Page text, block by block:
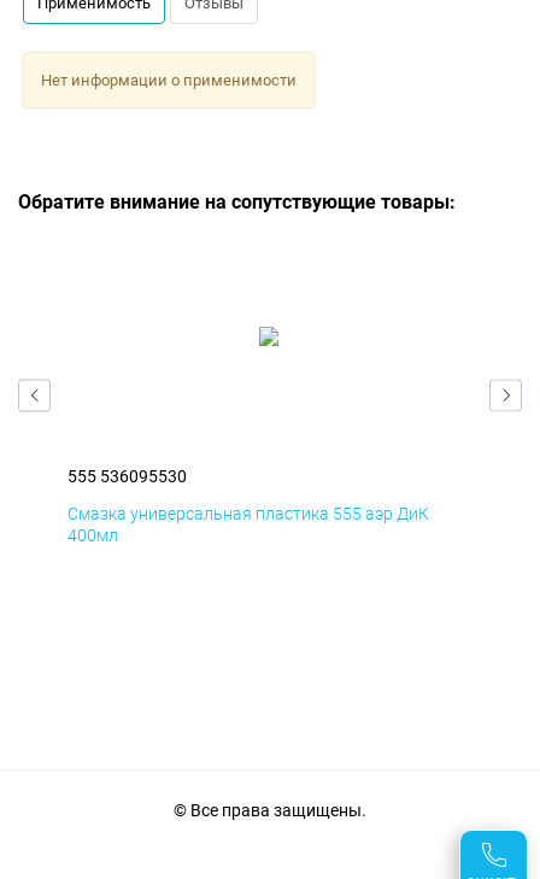
Нет информации о применимости
Обратите внимание на сопутствующие товары:
555 536095530
Смазка универсальная пластика 555 аэр ДиК
400мл
© Все права защищены.